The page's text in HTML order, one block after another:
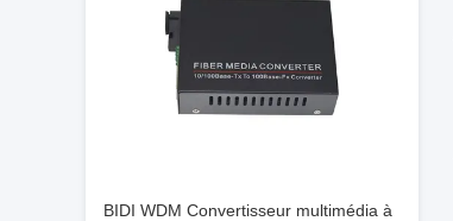
BIDI WDM Convertisseur multimédia à